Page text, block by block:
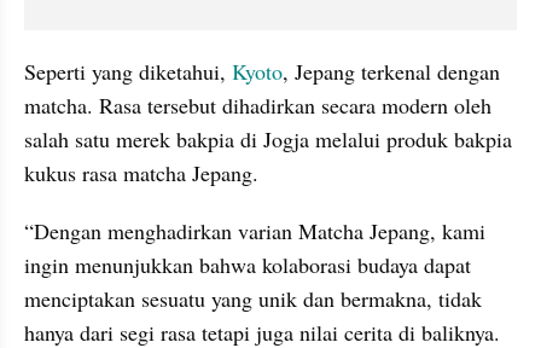
Seperti yang diketahui, Kyoto, Jepang terkenal dengan
matcha. Rasa tersebut dihadirkan secara modern oleh
salah satu merek bakpia di Jogja melalui produk bakpia
kukus rasa matcha Jepang.
“Dengan menghadirkan varian Matcha Jepang, kami
ingin menunjukkan bahwa kolaborasi budaya dapat
menciptakan sesuatu yang unik dan bermakna, tidak
hanya dari segi rasa tetapi juga nilai cerita di baliknya.